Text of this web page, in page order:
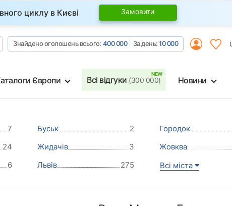
циклу в Києві Замовити
Знайдено оголошень всього:400 000 За день:10 000
Європи Всі відгуки (300 000) Новини
7 Буськ 2 Городок
24 Жидачів 3 Жовква
6 Львів 275 Всі міста